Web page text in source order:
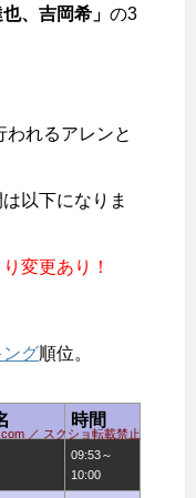
、吉岡希」 の3
われるアレンと
以下になりま
変更あり！
グ順位。
／ スクショ転載禁止
時間
09:53～
10:00